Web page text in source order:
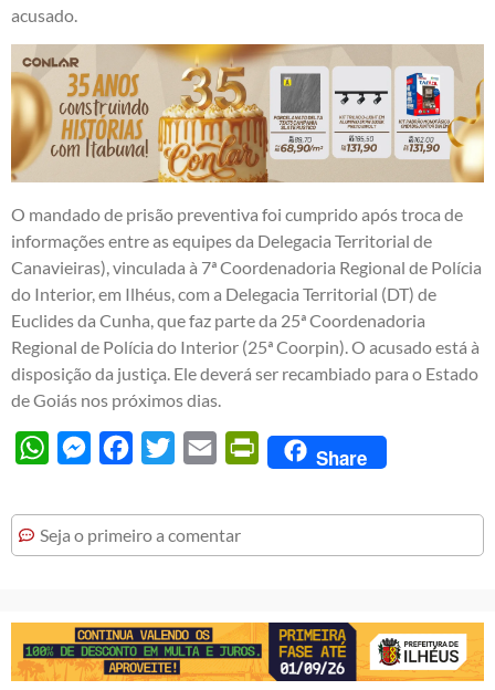
acusado.
O mandado de prisão preventiva foi cumprido após troca de
informações entre as equipes da Delegacia Territorial de
Canavieiras), vinculada à 7ª Coordenadoria Regional de Polícia
do Interior, em Ilhéus, com a Delegacia Territorial (DT) de
Euclides da Cunha, que faz parte da 25ª Coordenadoria
Regional de Polícia do Interior (25ª Coorpin). O acusado está à
disposição da justiça. Ele deverá ser recambiado para o Estado
de Goiás nos próximos dias.
WhatsAppMessengerFacebook
Twitter Email PrintFriendly
Share
Seja o primeiro a comentar